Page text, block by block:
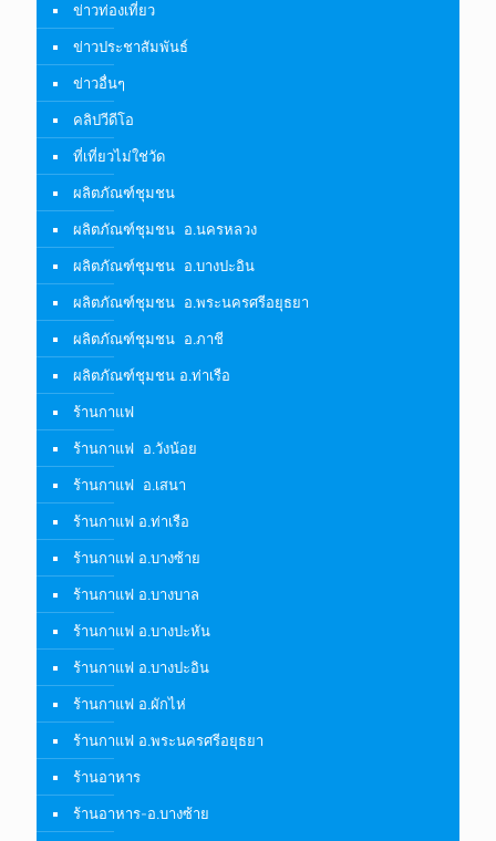
ข่าวท่องเที่ยว
ข่าวประชาสัมพันธ์
ข่าวอื่นๆ
คลิปวีดีโอ
ที่เที่ยวไม่ใช่วัด
ผลิตภัณฑ์ชุมชน
ผลิตภัณฑ์ชุมชน อ.นครหลวง
ผลิตภัณฑ์ชุมชน อ.บางปะอิน
ผลิตภัณฑ์ชุมชน อ.พระนครศรีอยุธยา
ผลิตภัณฑ์ชุมชน อ.ภาชี
ผลิตภัณฑ์ชุมชน อ.ท่าเรือ
ร้านกาแฟ
ร้านกาแฟ อ.วังน้อย
ร้านกาแฟ อ.เสนา
ร้านกาแฟ อ.ท่าเรือ
ร้านกาแฟ อ.บางซ้าย
ร้านกาแฟ อ.บางบาล
ร้านกาแฟ อ.บางปะหัน
ร้านกาแฟ อ.บางปะอิน
ร้านกาแฟ อ.ผักไห่
ร้านกาแฟ อ.พระนครศรีอยุธยา
ร้านอาหาร
ร้านอาหาร-อ.บางซ้าย